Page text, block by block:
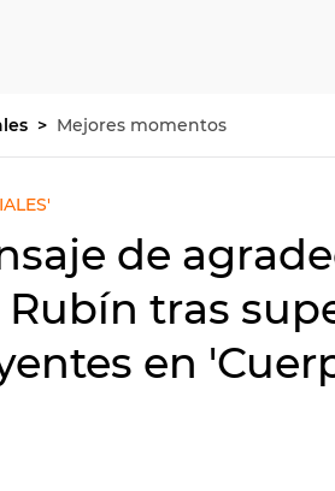
Mejores momentos
de
tras
en